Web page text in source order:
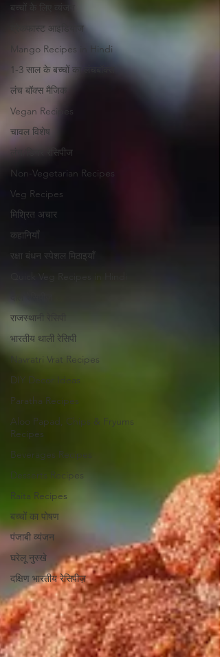
बच्चों के लिए व्यंजन
ब्रेकफास्ट आइडियाज
Mango Recipes in Hindi
1-3 साल के बच्चों का लंचबॉक्स
लंच बॉक्स मैजिक
Vegan Recipes
चावल विशेष
लंच/डिनर रेसिपीज
Non-Vegetarian Recipes
Veg Recipes
मिश्रित अचार
कहानियाँ
रक्षा बंधन स्पेशल मिठाइयाँ
Quick Veg Recipes in Hindi
राजस्थानी रेसिपी
भारतीय थाली रेसिपी
Navratri Vrat Recipes
DIY Decor Ideas
Paratha Recipes
Aloo Papad, Chips & Fryums
Recipes
Beverages Recipes
Desserts Recipes
Raita Recipes
बच्चों का पोषण
पंजाबी व्यंजन
घरेलू नुस्खे
दक्षिण भारतीय रेसिपीज़